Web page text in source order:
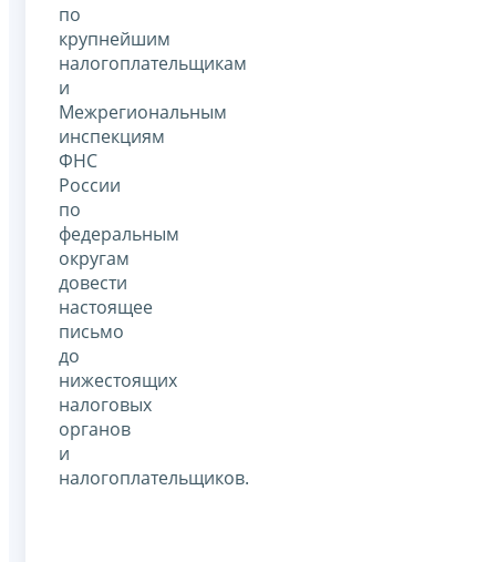
по
крупнейшим
налогоплательщикам
и
Межрегиональным
инспекциям
ФНС
России
по
федеральным
округам
довести
настоящее
письмо
до
нижестоящих
налоговых
органов
и
налогоплательщиков.